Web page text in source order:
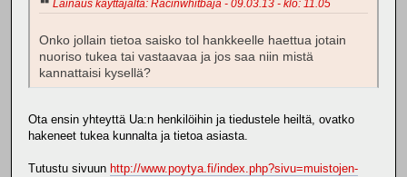
Lainaus käyttäjältä: Racinwhitbaja - 09.03.13 - klo: 11.05
Onko jollain tietoa saisko tol hankkeelle haettua jotain
nuoriso tukea tai vastaavaa ja jos saa niin mistä
kannattaisi kysellä?
Ota ensin yhteyttä Ua:n henkilöihin ja tiedustele heiltä, ovatko
hakeneet tukea kunnalta ja tietoa asiasta.
Tutustu sivuun http://www.poytya.fi/index.php?sivu=muistojen-